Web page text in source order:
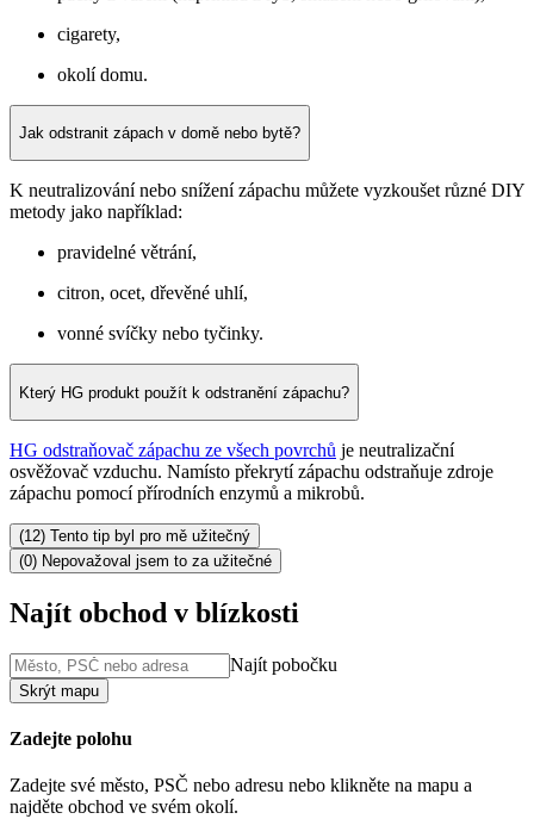
cigarety,
okolí domu.
Jak odstranit zápach v domě nebo bytě?
K neutralizování nebo snížení zápachu můžete vyzkoušet různé DIY
metody jako například:
pravidelné větrání,
citron, ocet, dřevěné uhlí,
vonné svíčky nebo tyčinky.
Který HG produkt použít k odstranění zápachu?
HG odstraňovač zápachu ze všech povrchů je neutralizační
osvěžovač vzduchu. Namísto překrytí zápachu odstraňuje zdroje
zápachu pomocí přírodních enzymů a mikrobů.
(12) Tento tip byl pro mě užitečný
(0) Nepovažoval jsem to za užitečné
Najít obchod v blízkosti
Najít pobočku
Skrýt mapu
Zadejte polohu
Zadejte své město, PSČ nebo adresu nebo klikněte na mapu a
najděte obchod ve svém okolí.